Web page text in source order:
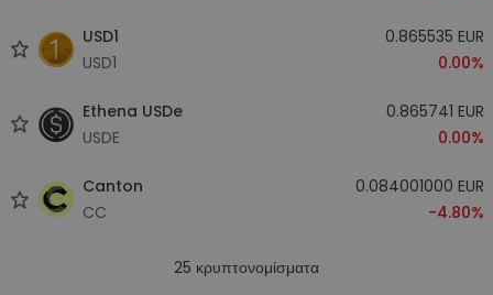
USD1
USD1
0.865535 EUR
0.00%
Ethena USDe
USDE
0.865741 EUR
0.00%
Canton
CC
0.084001000 EUR
-4.80%
25 κρυπτονομίσματα